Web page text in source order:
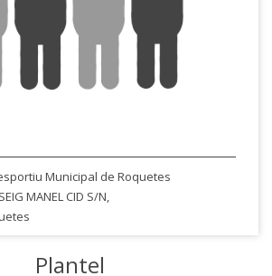
Municipal de Roquetes
MANEL CID S/N,
Plantel